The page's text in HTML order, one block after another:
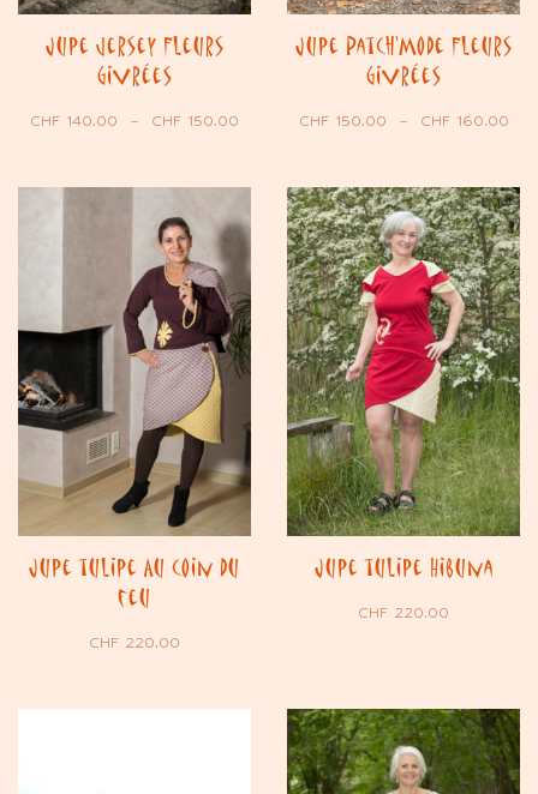
Jupe jersey Fleurs
Givrées
CHF 140.00 – CHF 150.00
Jupe Patch’Mode Fleurs
Givrées
CHF150.00 – CHF160.00
Jupe tulipe Au coin du
feu
CHF 220.00
Jupe tulipe Hibuna
CHF 220.00